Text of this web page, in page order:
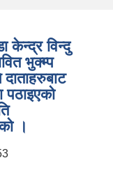
केन्द्र विन्दु
भुक्म्प
दाताहरुबाट
पठाइएको
।